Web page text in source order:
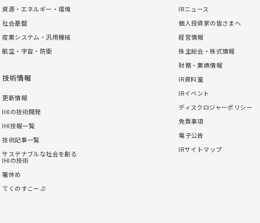
資源・エネルギー・環境
社会基盤
産業システム・汎用機械
航空・宇宙・防衛
技術情報
更新情報
IHIの技術開発
IHI技報一覧
技術記事一覧
サステナブルな社会を創る
IHIの技術
箸休め
てくのすこーぷ
IRニュース
個人投資家の皆さまへ
経営情報
株主総会・株式情報
財務・業績情報
IR資料室
IRイベント
ディスクロジャーポリシー
免責事項
電子公告
IRサイトマップ